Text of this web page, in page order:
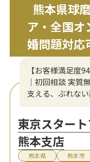
熊本県球
ア・全国オ
婚問題対応
【お客様満足度
｜初回相談 実質
支える、ぶれな
東京スター
熊本支店
熊本県 熊本市